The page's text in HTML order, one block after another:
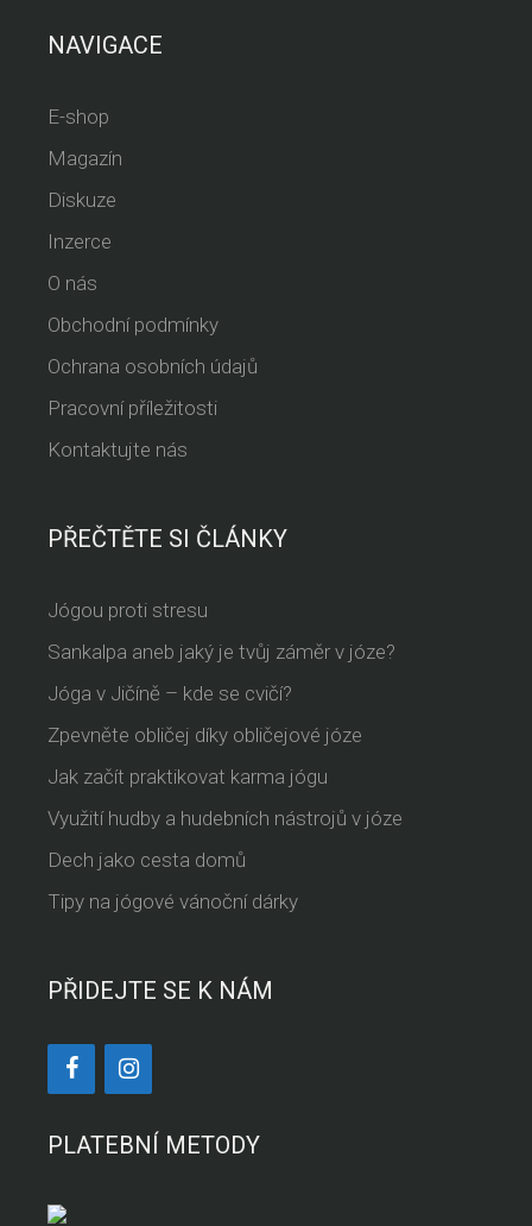
NAVIGACE
E-shop
Magazín
Diskuze
Inzerce
O nás
Obchodní podmínky
Ochrana osobních údajů
Pracovní příležitosti
Kontaktujte nás
PŘEČTĚTE SI ČLÁNKY
Jógou proti stresu
Sankalpa aneb jaký je tvůj záměr v józe?
Jóga v Jičíně – kde se cvičí?
Zpevněte obličej díky obličejové józe
Jak začít praktikovat karma jógu
Využití hudby a hudebních nástrojů v józe
Dech jako cesta domů
Tipy na jógové vánoční dárky
PŘIDEJTE SE K NÁM
PLATEBNÍ METODY